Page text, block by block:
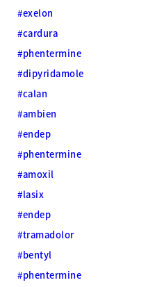
#exelon
#cardura
#phentermine
#dipyridamole
#calan
#ambien
#endep
#phentermine
#amoxil
#lasix
#endep
#tramadolor
#bentyl
#phentermine